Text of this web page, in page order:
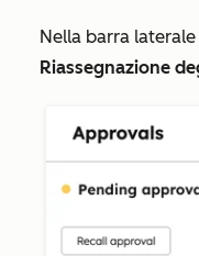
Nella barra
Riassegnazione